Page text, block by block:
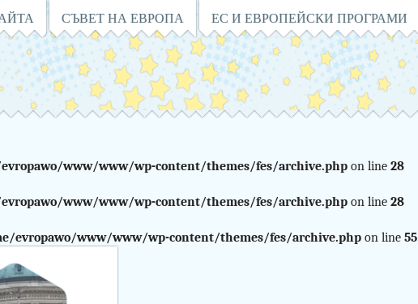
СЪВЕТ НА ЕВРОПА ЕС И ЕВРОПЕЙСКИ ПРОГРАМИ
www/www/wp-content/themes/fes/archive.phpon line 28
www/www/wp-content/themes/fes/archive.phpon line 28
evropawo/www/www/wp-content/themes/fes/archive.phpon line 55